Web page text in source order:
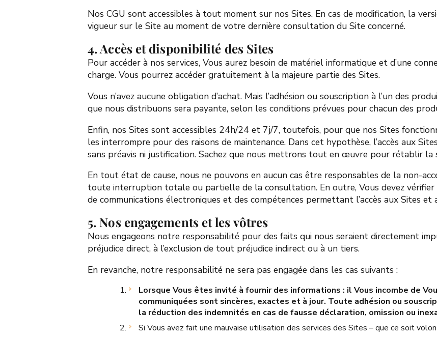
Nos CGU sont accessibles à tout moment sur nos Sites. En cas de modification, la
vigueur sur le Site au moment de votre dernière consultation du Site concerné.
4. Accès et disponibilité des Sites
Pour accéder à nos services, Vous aurez besoin de matériel informatique et d’une
charge. Vous pourrez accéder gratuitement à la majeure partie des Sites.
Vous n’avez aucune obligation d’achat. Mais l’adhésion ou souscription à l’un des
que nous distribuons sera payante, selon les conditions prévues pour chacun des
Enfin, nos Sites sont accessibles 24h/24 et 7j/7, toutefois, pour que nos Sites
les interrompre pour des raisons de maintenance. Dans cet hypothèse, l’accès aux
sans préavis ni justification. Sachez que nous mettrons tout en œuvre pour rétablir la
En tout état de cause, nous ne pouvons en aucun cas être responsables de la non-
toute interruption totale ou partielle de la consultation. En outre, Vous devez vérifier
de communications électroniques et des compétences permettant l’accès aux Sites et
5. Nos engagements et lesvôtres
Nous engageons notre responsabilité pour des faits qui nous seraient directement
préjudice direct, à l’exclusion de tout préjudice indirect ou à un tiers.
En revanche, notre responsabilité ne sera pas engagée dans les cas suivants :
Lorsque Vous êtes invité à fournir des informations : il Vous incombe de
communiquées sont sincères, exactes et à jour. Toute adhésion ou
la réduction des indemnités en cas de fausse déclaration, omission ou
Si Vous avez fait une mauvaise utilisation des services des Sites – que ce soit